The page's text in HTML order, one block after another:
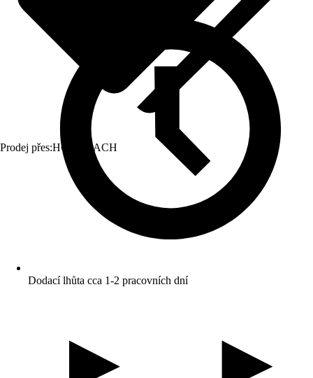
Prodej přes:HORNBACH
Dodací lhůta cca 1-2 pracovních dní